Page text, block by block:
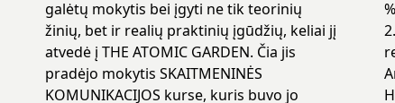
galėtų mokytis bei įgyti ne tik teorinių
žinių, bet ir realių praktinių įgūdžių, keliai jį
atvedė į THE ATOMIC GARDEN. Čia jis
pradėjo mokytis SKAITMENINĖS
KOMUNIKACIJOS kurse, kuris buvo jo